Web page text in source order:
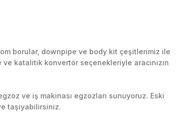
borular, downpipe ve body kit çeşitlerimiz ile
katalitik konvertör seçenekleriyle aracınızın
ve iş makinası egzozları sunuyoruz. Eski
taşıyabilirsiniz.